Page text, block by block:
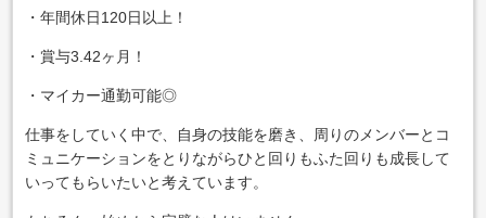
・年間休日120日以上！
・賞与3.42ヶ月！
・マイカー通勤可能◎
仕事をしていく中で、自身の技能を磨き、周りのメンバーとコ
ミュニケーションをとりながらひと回りもふた回りも成長して
いってもらいたいと考えています。